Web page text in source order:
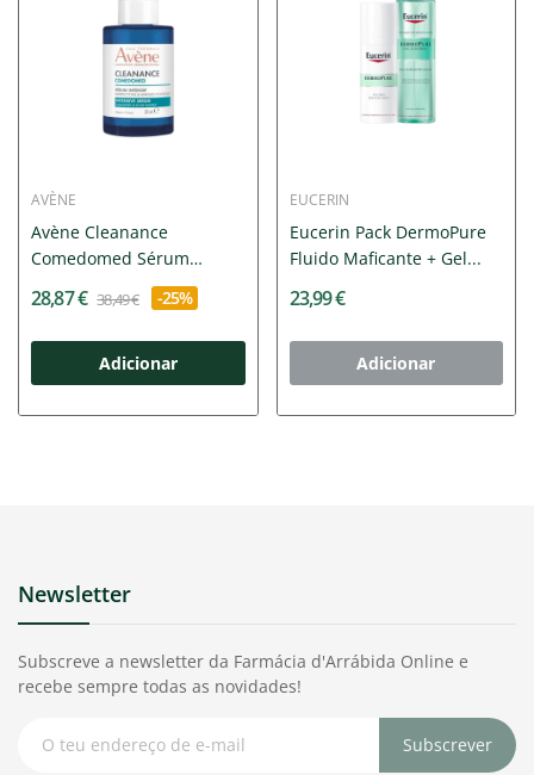
AVÈNE
Avène Cleanance
Comedomed Sérum
Intensivo 30ml...
28,87 € 38,49 € -25%
Adicionar
EUCERIN
Eucerin Pack DermoPure
Fluido Maficante + Gel...
23,99 €
Adicionar
Newsletter
Subscreve a newsletter da Farmácia d'Arrábida Online e
recebe sempre todas as novidades!
Subscrever